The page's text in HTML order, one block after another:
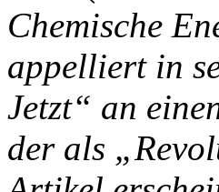
Chemische
appelliert in
Jetzt“ an
der als